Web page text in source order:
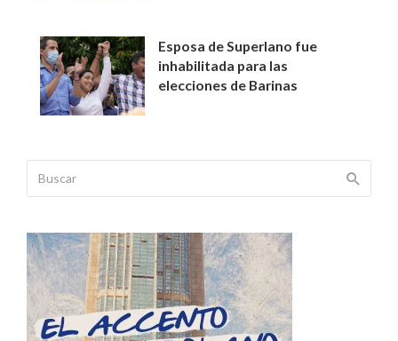
Esposa de Superlano fue
inhabilitada para las
elecciones de Barinas